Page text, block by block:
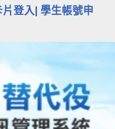
登入|
學生帳號申